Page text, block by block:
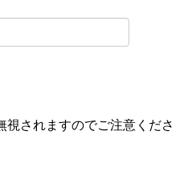
視されますのでご注意くださ